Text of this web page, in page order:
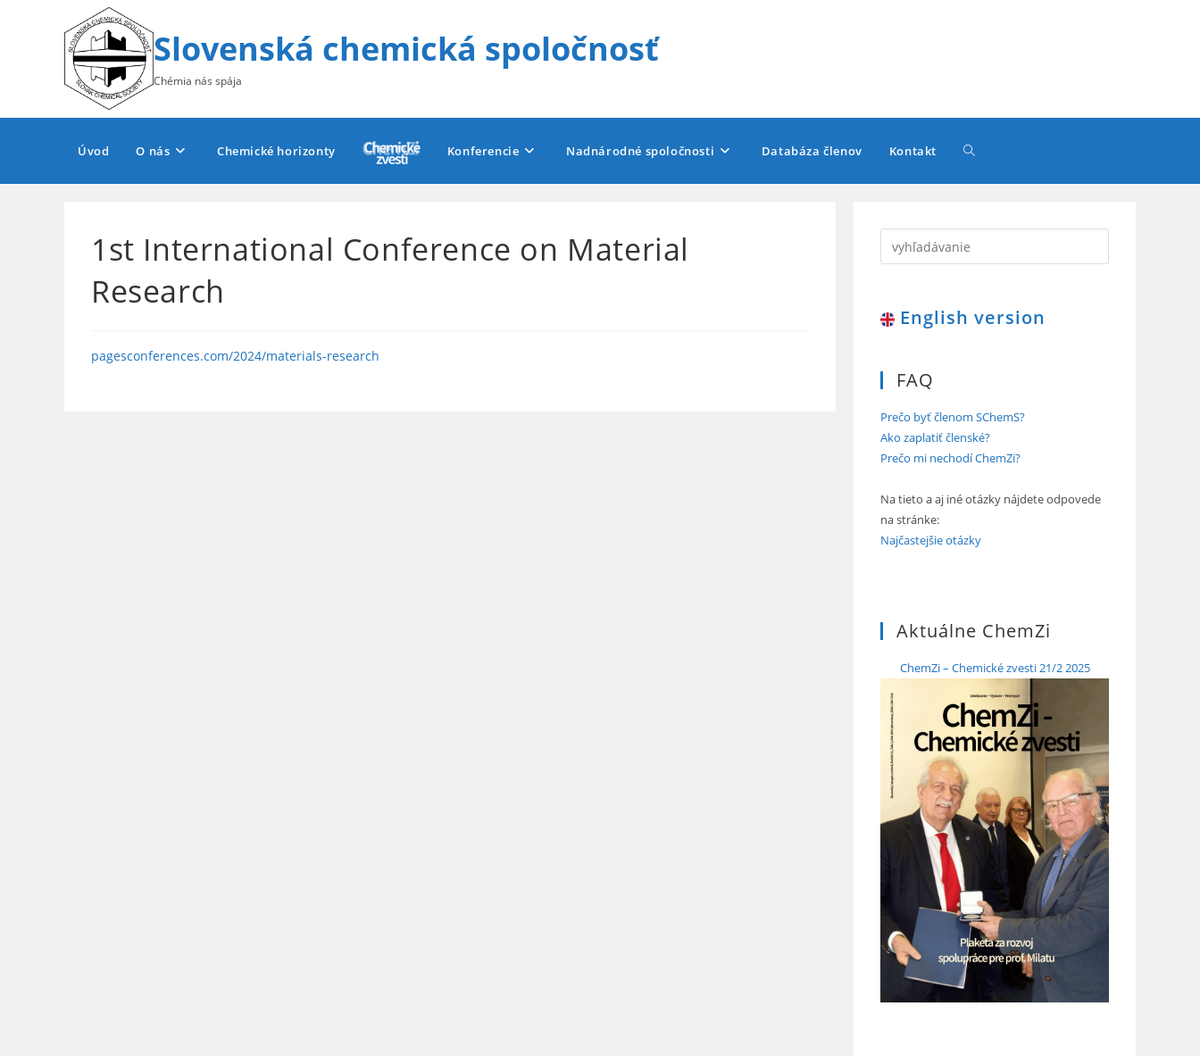
Slovenská chemická spoločnosť
Chémia nás spája
Úvod O nás Chemické horizonty Konferencie Nadnárodné spoločnosti Databáza členov Kontakt Toggle
1st International Conference on Material
Research
pagesconferences.com/2024/materials-research
English version
FAQ
Prečo byť členom SChemS?
Ako zaplatiť členské?
Prečo mi nechodí ChemZi?
Na tieto a aj iné otázky nájdete odpovede
na stránke:
Najčastejšie otázky
Aktuálne ChemZi
ChemZi – Chemické zvesti 21/2 2025